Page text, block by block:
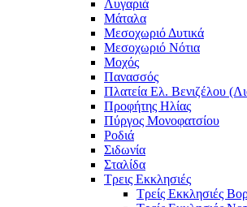
Λυγαριά
Μάταλα
Μεσοχωριό Δυτικά
Μεσοχωριό Νότια
Μοχός
Πανασσός
Πλατεία Ελ. Βενιζέλου
Προφήτης Ηλίας
Πύργος Μονοφατσίου
Ροδιά
Σιδωνία
Σταλίδα
Τρεις Εκκλησιές
Τρείς Εκκλησιές